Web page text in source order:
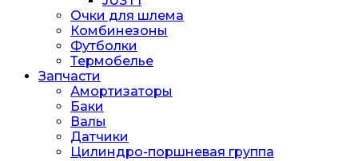
Очки для шлема
Комбинезоны
Футболки
Термобелье
Запчасти
Амортизаторы
Баки
Валы
Датчики
Цилиндро-поршневая группа